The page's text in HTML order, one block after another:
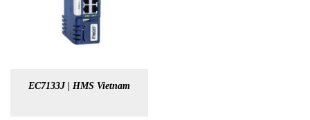
EC7133J | HMS Vietnam